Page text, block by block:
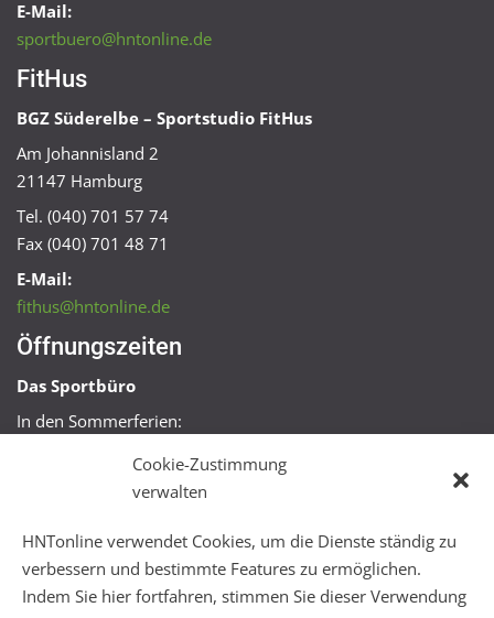
Cookie-Zustimmung
verwalten
HNTonline verwendet Cookies, um die Dienste ständig zu
verbessern und bestimmte Features zu ermöglichen.
Indem Sie hier fortfahren, stimmen Sie dieser Verwendung
E-Mail:
sportbuero@hntonline.de
FitHus
BGZ Süderelbe – Sportstudio FitHus
Am Johannisland 2
21147 Hamburg
Tel. (040) 701 57 74
Fax (040) 701 48 71
E-Mail:
fithus@hntonline.de
Öffnungszeiten
Das Sportbüro
In den Sommerferien:
Mo + Mi 16:00 – 18:00 Uhr
Mo – Fr 08:00 – 22:00 Uhr
Sa + So 10:00 – 18:00 Uhr